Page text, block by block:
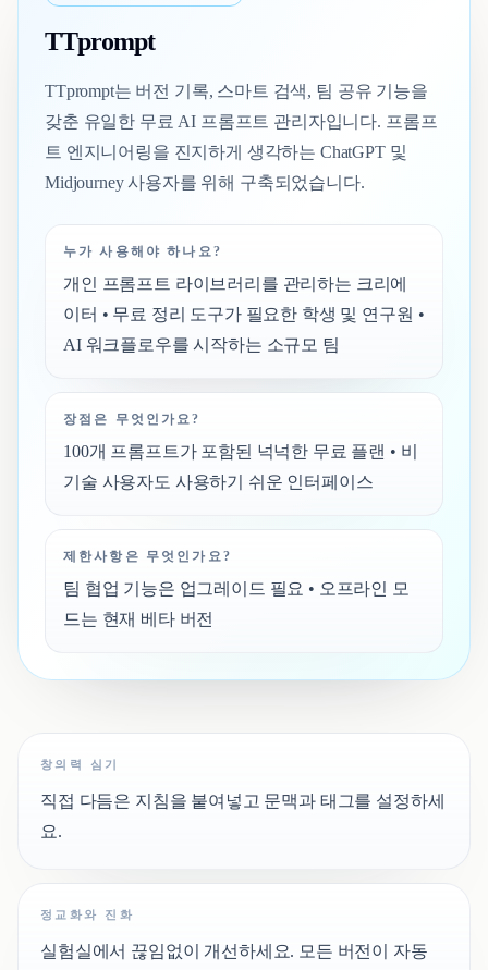
TTprompt
TTprompt는 버전 기록, 스마트 검색, 팀 공유 기능을
갖춘 유일한 무료 AI 프롬프트 관리자입니다. 프롬프
트 엔지니어링을 진지하게 생각하는 ChatGPT 및
Midjourney 사용자를 위해 구축되었습니다.
누가 사용해야 하나요?
개인 프롬프트 라이브러리를 관리하는 크리에
이터 • 무료 정리 도구가 필요한 학생 및 연구원 •
AI 워크플로우를 시작하는 소규모 팀
장점은 무엇인가요?
100개 프롬프트가 포함된 넉넉한 무료 플랜 • 비
기술 사용자도 사용하기 쉬운 인터페이스
제한사항은 무엇인가요?
팀 협업 기능은 업그레이드 필요 • 오프라인 모
드는 현재 베타 버전
창의력 심기
직접 다듬은 지침을 붙여넣고 문맥과 태그를 설정하세
요.
정교화와 진화
실험실에서 끊임없이 개선하세요. 모든 버전이 자동